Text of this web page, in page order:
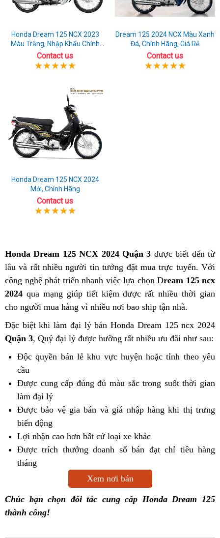
Honda Dream 125 NCX 2023
Màu Trắng, Nhập Khẩu Chính
Hãng
Contact us
Dream 125 2024 NCX Màu Xanh
Đá, Chính Hãng, Giá Rẻ
Contact us
Honda Dream 125 NCX 2024
Mới, Chính Hãng
Contact us
Honda Dream 125 NCX 2024 Quận 3 được biết đến từ
lâu và rất nhiều người tin tưởng đặt mua trực tuyến. Với
công nghệ phát triển nhanh việc lựa chọn Dream 125 ncx
2024 qua mạng giúp tiết kiệm được rất nhiều thời gian
cho người mua hàng vì nhiều nơi bao ship tận nhà.
Đặc biệt khi làm đại lý bán Honda Dream 125 ncx 2024
Quận 3, Quý đại lý được hưỡng rất nhiều ưu đãi như sau:
Độc quyền bán lẻ khu vực huyện hoặc tỉnh theo yêu
cầu
Được cung cấp đúng đủ màu sắc trong suốt thời gian
làm đại lý
Được bảo vệ gia bán và giá nhập hàng khi thị trưng
biến động
Lợi nhận cao hơn bất cứ loại xe khác
Được trích thưởng doanh số bán đạt chỉ tiêu hàng
tháng
Xem nơi bán
Chúc bạn chọn đối tác cung cấp Honda Dream 125
thành công!